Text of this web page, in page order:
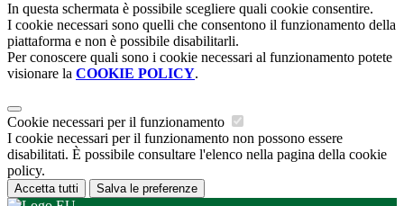
In questa schermata è possibile scegliere quali cookie consentire.
I cookie necessari sono quelli che consentono il funzionamento della
piattaforma e non è possibile disabilitarli.
Per conoscere quali sono i cookie necessari al funzionamento potete
visionare la COOKIE POLICY.
Cookie necessari per il funzionamento
I cookie necessari per il funzionamento non possono essere
disabilitati. È possibile consultare l'elenco nella pagina della cookie
policy.
Accetta tutti Salva le preferenze